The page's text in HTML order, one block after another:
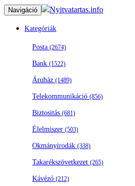
Navigáció Nyitvatartas.info
Kategóriák
Posta (2674)
Bank (1522)
Áruház (1489)
Telekommunikáció (856)
Biztositás (681)
Élelmiszer (503)
Okmányirodák (338)
Takarékszövetkezet (265)
Kávézó (212)